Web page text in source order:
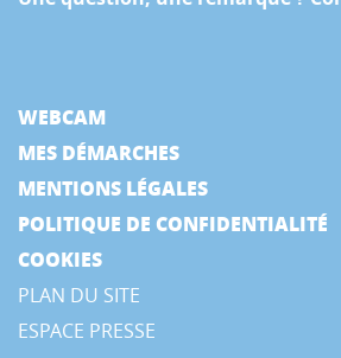
WEBCAM
MES DÉMARCHES
MENTIONS LÉGALES
POLITIQUE DE CONFIDENTIALITÉ
COOKIES
PLAN DU SITE
ESPACE PRESSE